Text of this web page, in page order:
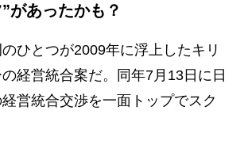
があったかも？
ひとつが2009年に浮上したキリ
経営統合案だ。同年7月13日に日
営統合交渉を一面トップでスク